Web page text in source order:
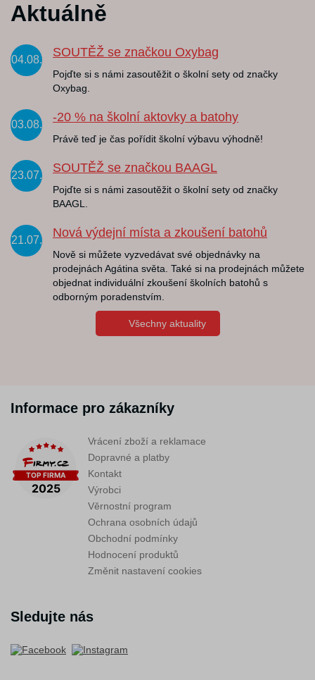
Aktuálně
04.08.
SOUTĚŽ se značkou Oxybag
Pojďte si s námi zasoutěžit o školní sety od značky
Oxybag.
03.08.
-20 % na školní aktovky a batohy
Právě teď je čas pořídit školní výbavu výhodně!
23.07.
SOUTĚŽ se značkou BAAGL
Pojďte si s námi zasoutěžit o školní sety od značky
BAAGL.
21.07.
Nová výdejní místa a zkoušení batohů
Nově si můžete vyzvedávat své objednávky na
prodejnách Agátina světa. Také si na prodejnách můžete
objednat individuální zkoušení školních batohů s
odborným poradenstvím.
Všechny aktuality
Informace pro zákazníky
Vrácení zboží a reklamace
Dopravné a platby
Kontakt
Výrobci
Věrnostní program
Ochrana osobních údajů
Obchodní podmínky
Hodnocení produktů
Změnit nastavení cookies
Sledujte nás